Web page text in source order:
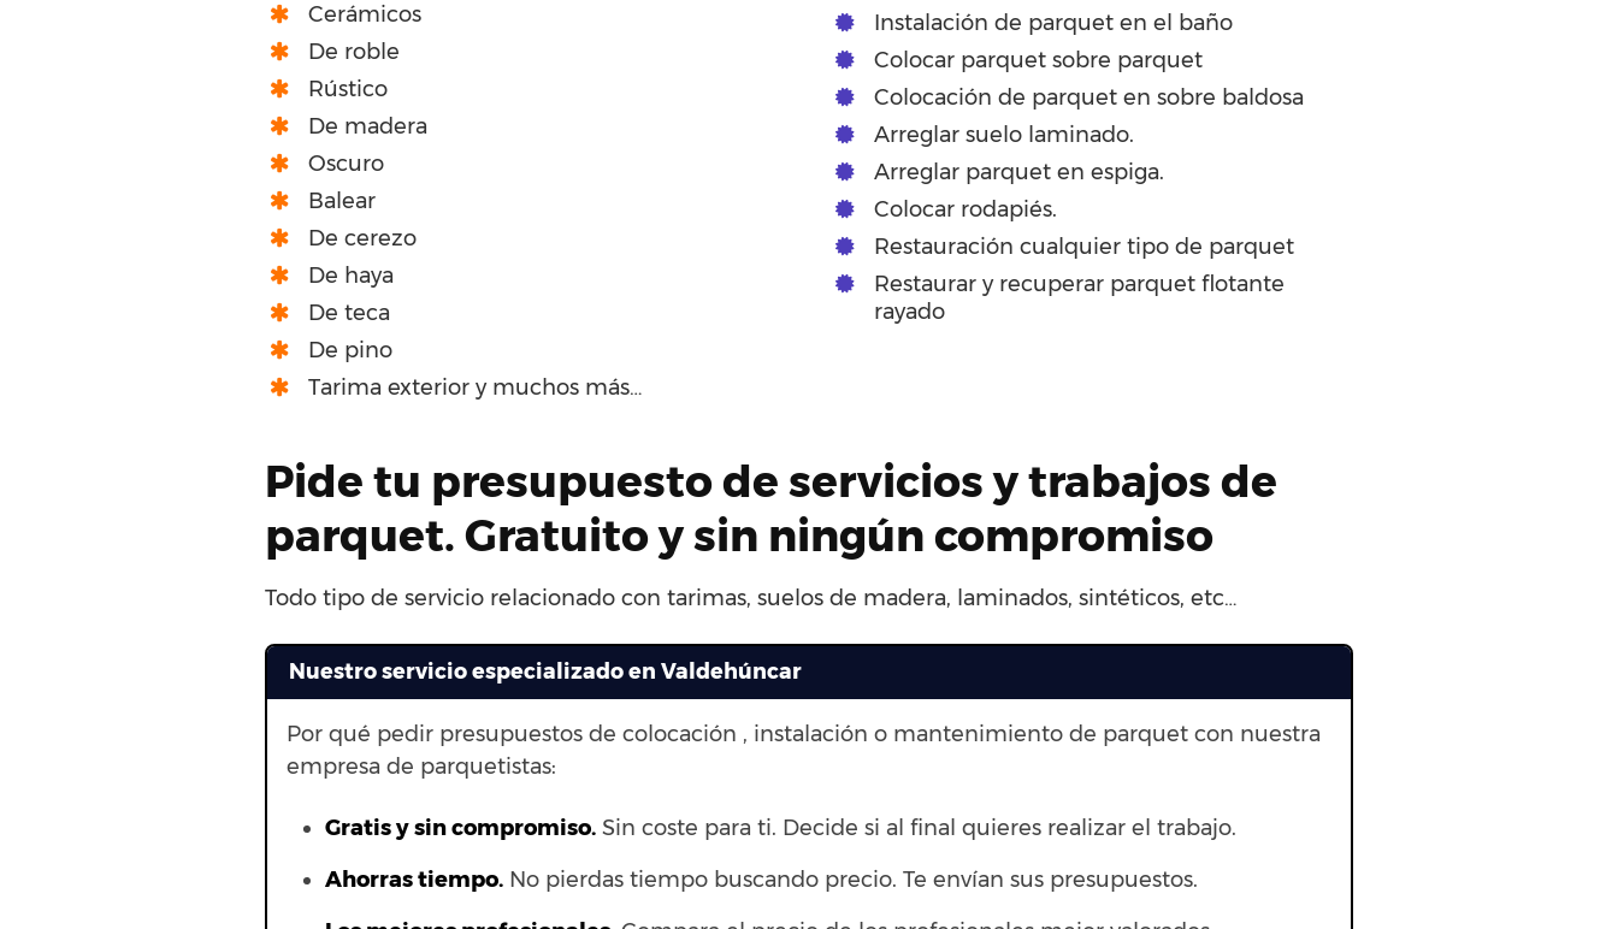
Cerámicos
De roble
Rústico
De madera
Oscuro
Balear
De cerezo
De haya
De teca
De pino
Tarima exterior y muchos más…
Instalación de parquet en el baño
Colocar parquet sobre parquet
Colocación de parquet en sobre baldosa
Arreglar suelo laminado.
Arreglar parquet en espiga.
Colocar rodapiés.
Restauración cualquier tipo de parquet
Restaurar y recuperar parquet flotante
rayado
Pide tu presupuesto de servicios y trabajos de
parquet. Gratuito y sin ningún compromiso
Todo tipo de servicio relacionado con tarimas, suelos de madera, laminados, sintéticos, etc…
Nuestro servicio especializado en Valdehúncar
Por qué pedir presupuestos de colocación , instalación o mantenimiento de parquet con nuestra
empresa de parquetistas:
Gratis y sin compromiso. Sin coste para ti. Decide si al final quieres realizar el trabajo.
Ahorras tiempo. No pierdas tiempo buscando precio. Te envían sus presupuestos.